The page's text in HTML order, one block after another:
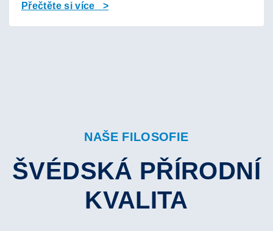
Přečtěte si více >
NAŠE FILOSOFIE
ŠVÉDSKÁ PŘÍRODNÍ
KVALITA